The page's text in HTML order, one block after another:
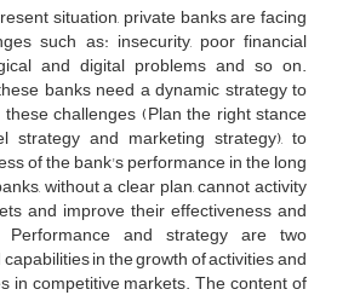
situation, private banks are facing
such as: insecurity, poor financial
and digital problems and so on.
banks need a dynamic strategy to
challenges (Plan the right stance
strategy and marketing strategy), to
of the bank's performance in the long
without a clear plan, cannot activity
and improve their effectiveness and
Performance and strategy are two
in the growth of activities and
in competitive markets. The content of